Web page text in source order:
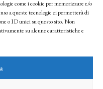
come i cookie per memorizzare e/o
a queste tecnologie ci permetterà di
o ID unici su questo sito. Non
su alcune caratteristiche e
saranno trattate
Matteucci